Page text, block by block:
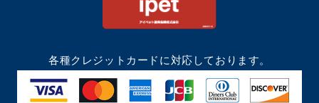
各種クレジットカードに対応しております。